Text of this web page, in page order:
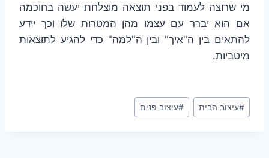
מי שרוצה לעמוד בפני תוצאה מוצלחת יעשה בחוכמה
אם הוא יברר עם עצמו מהן המטרות שלו וכך יידע
להתאים בין ה"איך" ובין ה"למה" כדי להגיע לתוצאות
מיטביות.
Post
Tags:
#עיצוב הבית #עיצוב פנים